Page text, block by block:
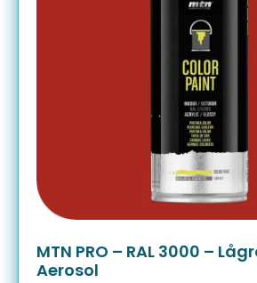
MTN PRO – RAL 3000 –
Aerosol